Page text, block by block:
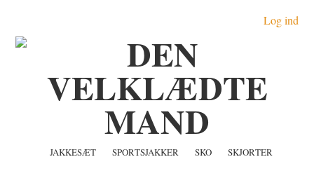
indhold
Log ind
JAKKESÆT SPORTSJAKKER SKO SKJORTER